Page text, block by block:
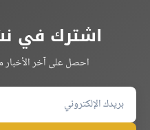
اشترك في
احصل على آخر الأخبار